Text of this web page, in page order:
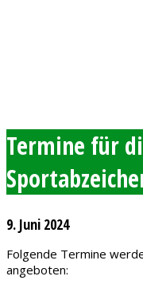
Termine für
9. Juni 2024
Folgende Termine
angeboten: